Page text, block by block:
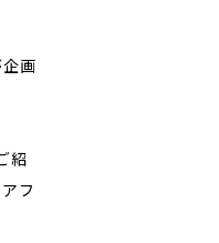
画
紹
フ